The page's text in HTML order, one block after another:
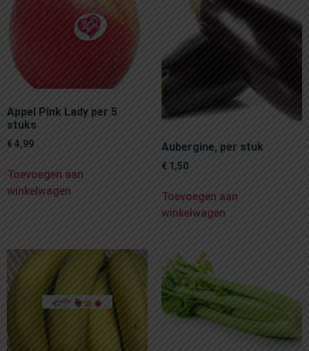
Appel Pink Lady per 5
stuks
€ 4,99
Toevoegen aan
winkelwagen
Aubergine, per stuk
€ 1,50
Toevoegen aan
winkelwagen